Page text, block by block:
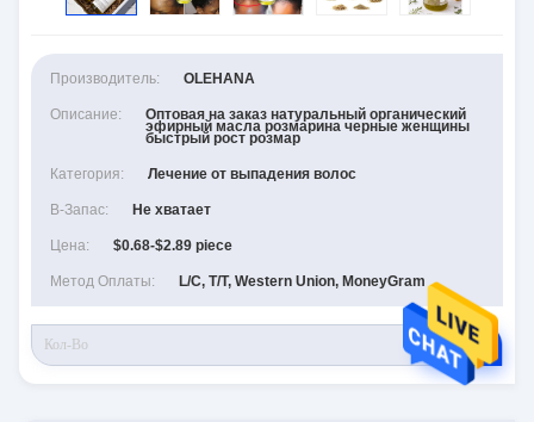
Производитель: OLEHANA
Описание: Оптовая на заказ натуральный органический
эфирный масла розмарина черные женщины
быстрый рост розмар
Категория: Лечение от выпадения волос
В-Запас: Не хватает
Цена: $0.68-$2.89 piece
Метод Оплаты: L/C, T/T, Western Union, MoneyGram
RFQ